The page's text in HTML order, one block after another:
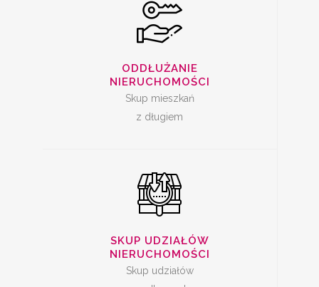
ODDŁUŻANIE
NIERUCHOMOŚCI
Skup mieszkań
z długiem
SKUP UDZIAŁÓW
NIERUCHOMOŚCI
Skup udziałów
NIERUCHOMOŚCI
SPRZEDAŻ
MIESZKANIA Z
LOKATOREM